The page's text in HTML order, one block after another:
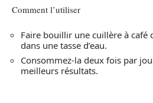
Comment l’utiliser
Faire bouillir une cuillère à café
dans une tasse d’eau.
Consommez-la deux fois par
meilleurs résultats.